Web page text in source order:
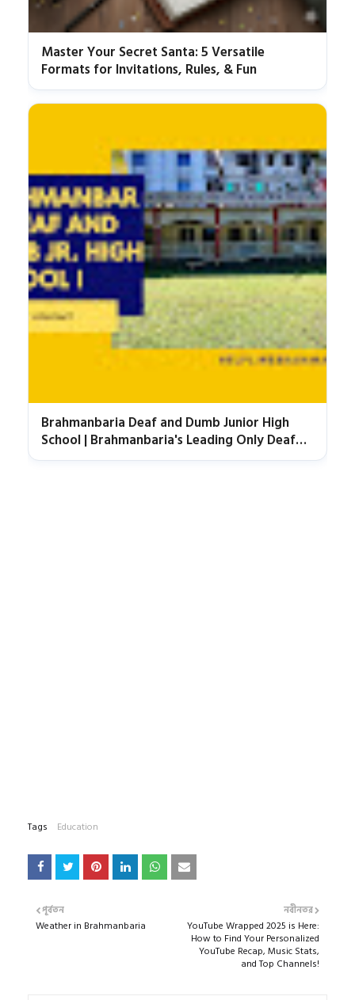
Master Your Secret Santa: 5 Versatile
Formats for Invitations, Rules, & Fun
Brahmanbaria Deaf and Dumb Junior High
School | Brahmanbaria's Leading Only Deaf
Educational Institute | Helpline Brahmanbaria
Tags Education
নবীনতর
YouTube Wrapped 2025 is Here:
How to Find Your Personalized
YouTube Recap, Music Stats,
and Top Channels!
পূর্বতন
Weather in Brahmanbaria